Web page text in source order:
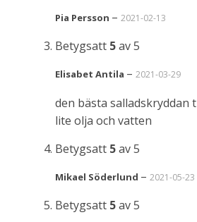
Pia Persson – 2021-02-13
Betygsatt 5av 5
Elisabet Antila – 2021-03-29
den bästa salladskryddan
lite olja och vatten
Betygsatt 5av 5
Mikael Söderlund – 2021-05-23
Betygsatt 5av 5